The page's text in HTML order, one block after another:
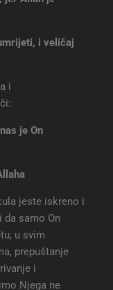
i veličaj
i
je On
jeste iskreno i
da samo On
u svim
prepuštanje
i
Njega ne